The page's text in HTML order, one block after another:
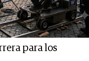
para los